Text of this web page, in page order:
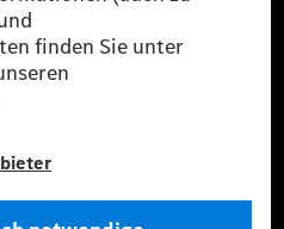
dem vorgeschriebenen
Light vehicles Test
Spannweiten beziehen sich auf
und der CO₂-Ausstoß
Ausnutzung des Kraftstoffs
sondern auch vom Fahrstil und
Grundlage der VO 692/2008/EG